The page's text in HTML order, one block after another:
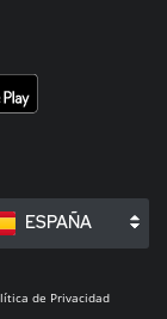
ESPAÑA
de Privacidad